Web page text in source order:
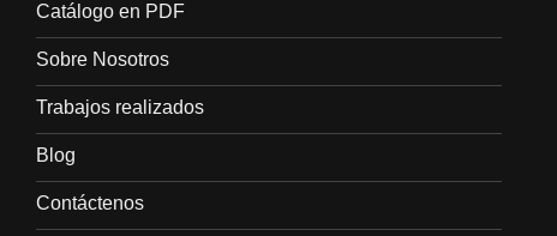
Catálogo en PDF
Sobre Nosotros
Trabajos realizados
Blog
Contáctenos